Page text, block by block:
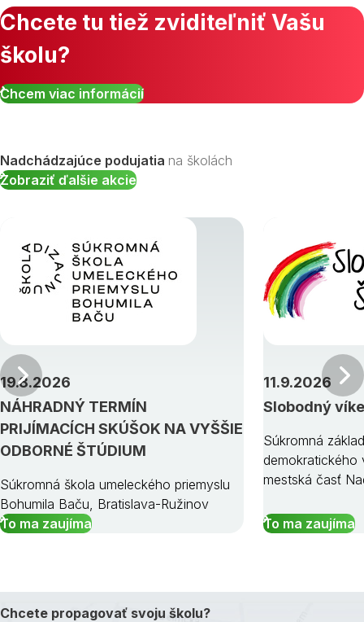
Chcete tu tiež zviditeľniť Vašu
školu?
Chcem viac informácií
Nadchádzajúce podujatia na školách
Zobraziť ďalšie akcie
NÁHRADNÝ TERMÍN
PRIJÍMACÍCH SKÚŠOK NA VYŠŠIE
ODBORNÉ ŠTÚDIUM
19.8.2026
Súkromná škola umeleckého priemyslu
Bohumila Baču, Bratislava-Ružinov
To ma zaujíma
Slobodný
11.9.2026
Súkromná
demokratického
mestská časť
To ma zaujíma
Predchádzajúci
Chcete propagovať svoju školu?